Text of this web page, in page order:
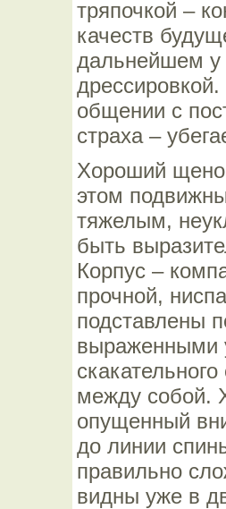
тряпочкой –
качеств
дальнейшем у
общении с
страха –
Хороший
этом
тяжелым,
быть
Корпус –
прочной,
подставлены
выраженными
между собой.
опущенный
до линии
правильно
видны уже в